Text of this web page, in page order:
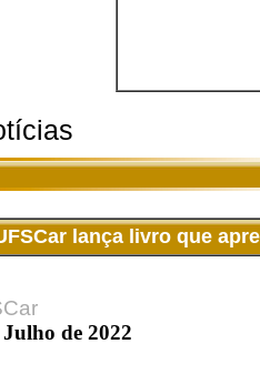
lança livro que
Julho de 2022